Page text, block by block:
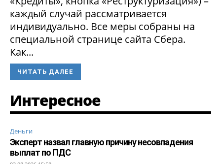
каждый случай рассматривается
индивидуально. Все меры собраны на
специальной странице сайта Сбера.
Как...
ЧИТАТЬ ДАЛЕЕ
Интересное
Деньги
Эксперт назвал главную причину несовпадения
выплат по ПДС